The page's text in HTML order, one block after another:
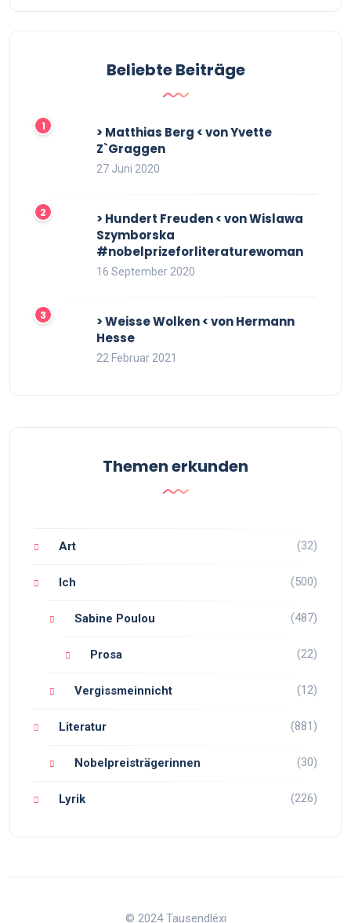
Beliebte Beiträge
> Matthias Berg < von Yvette
Z`Graggen
27 Juni 2020
> Hundert Freuden < von Wislawa
Szymborska
#nobelprizeforliteraturewoman
16 September 2020
> Weisse Wolken < von Hermann
Hesse
22 Februar 2021
Themen erkunden
Art (32)
Ich (500)
Sabine Poulou (487)
Prosa (22)
Vergissmeinnicht (12)
Literatur (881)
Nobelpreisträgerinnen (30)
Lyrik (226)
© 2024 Tausendléxi